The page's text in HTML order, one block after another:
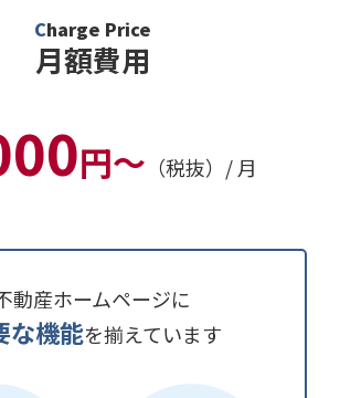
Charge Price
月額費用
円～ （税抜）/ 月
動産ホームページに
な機能を揃えています